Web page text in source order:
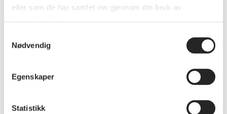
eller som de har samlet inn gjennom din bruk av
Nødvendig
Egenskaper
Statistikk
Medlemsmøte 9.april 2025